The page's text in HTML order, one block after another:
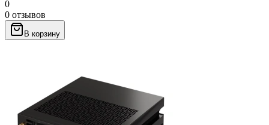
0
0 отзывов
В корзину